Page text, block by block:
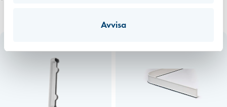
Avvisa